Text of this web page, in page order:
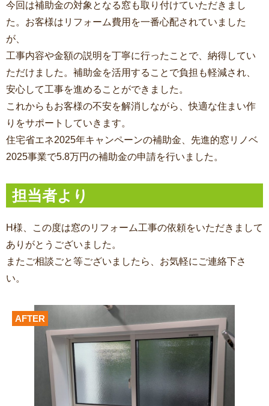
今回は補助金の対象となる窓も取り付けていただきまし
た。お客様はリフォーム費用を一番心配されていました
が、
工事内容や金額の説明を丁寧に行ったことで、納得してい
ただけました。補助金を活用することで負担も軽減され、
安心して工事を進めることができました。
これからもお客様の不安を解消しながら、快適な住まい作
りをサポートしていきます。
住宅省エネ2025年キャンペーンの補助金、先進的窓リノベ
2025事業で5.8万円の補助金の申請を行いました。
担当者より
H様、この度は窓のリフォーム工事の依頼をいただきまして
ありがとうございました。
またご相談ごと等ございましたら、お気軽にご連絡下さ
い。
AFTER